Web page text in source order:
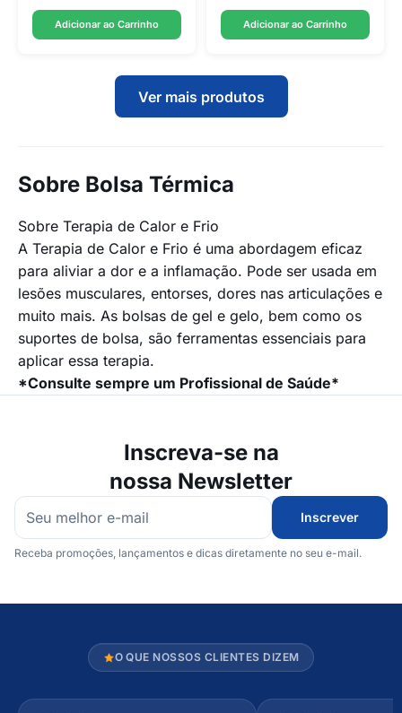
Adicionar ao Carrinho Adicionar ao Carrinho
Ver mais produtos
Sobre Bolsa Térmica
Sobre Terapia de Calor e Frio
A Terapia de Calor e Frio é uma abordagem eficaz
para aliviar a dor e a inflamação. Pode ser usada em
lesões musculares, entorses, dores nas articulações e
muito mais. As bolsas de gel e gelo, bem como os
suportes de bolsa, são ferramentas essenciais para
aplicar essa terapia.
*Consulte sempre um Profissional de Saúde*
Inscreva-se na
nossa Newsletter
Inscrever
Receba promoções, lançamentos e dicas diretamente no seu e-mail.
O QUE NOSSOS CLIENTES DIZEM